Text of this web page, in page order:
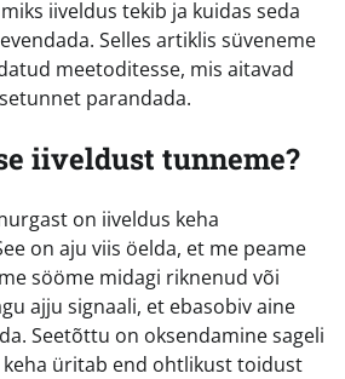
iiveldus tekib ja kuidas seda
Selles artiklis süveneme
meetoditesse, mis aitavad
parandada.
iiveldust tunneme?
on iiveldus keha
on aju viis öelda, et me peame
sööme midagi riknenud või
ajju signaali, et ebasobiv aine
Seetõttu on oksendamine sageli
keha üritab end ohtlikust toidust